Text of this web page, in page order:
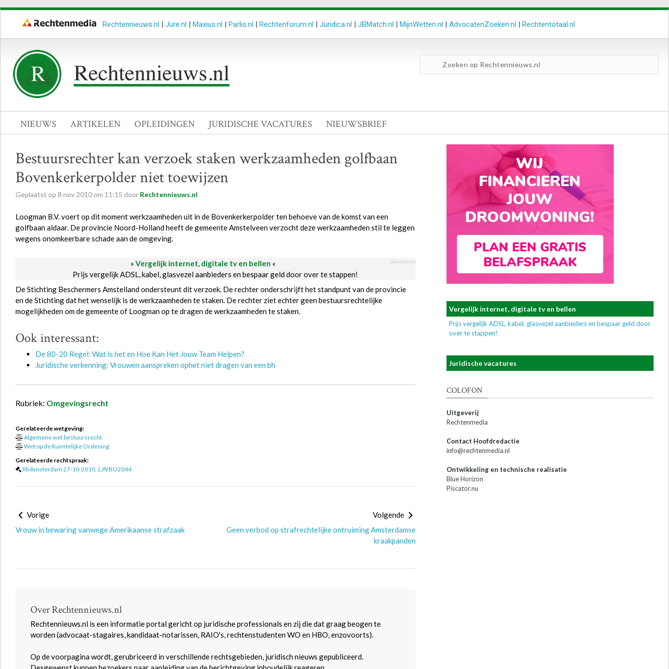
Rechtennieuws.nl | Jure.nl | Maxius.nl | Parlis.nl | Rechtenforum.nl | Juridica.nl | JBMatch.nl | MijnWetten.nl | AdvocatenZoeken.nl | Rechtentotaal.nl
NIEUWS ARTIKELEN OPLEIDINGEN JURIDISCHE VACATURES NIEUWSBRIEF
Bestuursrechter kan verzoek staken werkzaamheden golfbaan
Bovenkerkerpolder niet toewijzen
Geplaatst op 8 nov 2010 om 11:15 door Rechtennieuws.nl
Loogman B.V. voert op dit moment werkzaamheden uit in de Bovenkerkerpolder ten behoeve van de komst van een
golfbaan aldaar. De provincie Noord-Holland heeft de gemeente Amstelveen verzocht deze werkzaamheden stil te leggen
wegens onomkeerbare schade aan de omgeving.
» Vergelijk internet, digitale tv en bellen « advertorial
Prijs vergelijk ADSL, kabel, glasvezel aanbieders en bespaar geld door over te stappen!
De Stichting Beschermers Amstelland ondersteunt dit verzoek. De rechter onderschrijft het standpunt van de provincie
en de Stichting dat het wenselijk is de werkzaamheden te staken. De rechter ziet echter geen bestuursrechtelijke
mogelijkheden om de gemeente of Loogman op te dragen de werkzaamheden te staken.
Ook interessant:
De 80-20 Regel: Wat is het en Hoe Kan Het Jouw Team Helpen?
Juridische verkenning: Vrouwen aanspreken ophet niet dragen van een bh
Rubriek: Omgevingsrecht
Gerelateerde wetgeving:
Algemene wet bestuursrecht
Wet op de Ruimtelijke Ordening
Gerelateerde rechtspraak:
Rb Amsterdam 27-10-2010, LJNBO2044
Vorige
Vrouw in bewaring vanwege Amerikaanse strafzaak
Volgende
Geen verbod op strafrechtelijke ontruiming Amsterdamse
kraakpanden
Over Rechtennieuws.nl
Rechtennieuws.nl is een informatie portal gericht op juridische professionals en zij die dat graag beogen te
worden (advocaat-stagaires, kandidaat-notarissen, RAIO's, rechtenstudenten WO en HBO, enzovoorts).
Op de voorpagina wordt, gerubriceerd in verschillende rechtsgebieden, juridisch nieuws gepubliceerd.
Vergelijk internet, digitale tv en bellen
Prijs vergelijk ADSL, kabel, glasvezel aanbieders en bespaar geld door
over te stappen!
Juridische vacatures
COLOFON
Uitgeverij
Rechtenmedia
Contact Hoofdredactie
info@rechtenmedia.nl
Ontwikkeling en technische realisatie
Blue Horizon
Piscator.nu